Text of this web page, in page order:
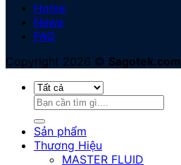
Home
News
FAQ
Copyright 2026 © Sagotek.com
Tìm
Sản phẩm
Thương Hiệu
MASTER FLUID